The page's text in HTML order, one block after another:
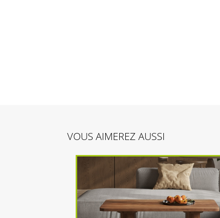
VOUS AIMEREZ AUSSI